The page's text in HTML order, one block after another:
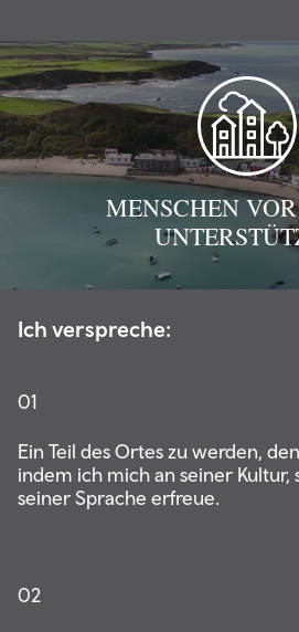
MENSCHEN
Ich verspreche:
01
Ein Teil des Ortes zu werden,
indem ich mich an seiner Kultur,
seiner Sprache erfreue.
02